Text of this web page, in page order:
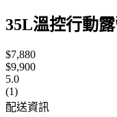
35L溫控行動
$7,880
$9,900
5.0
(1)
配送資訊